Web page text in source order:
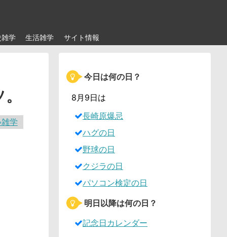
学 生活雑学 サイト情報
学
今日は何の日？
8月9日は
長崎原爆忌
ハグの日
野球の日
クジラの日
パソコン検定の日
明日以降は何の日？
記念日カレンダー